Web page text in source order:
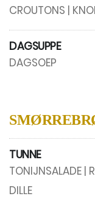
CROUTONS |
DAGSUPPE
DAGSOEP
TUNNE
TONIJNSALADE |
DILLE